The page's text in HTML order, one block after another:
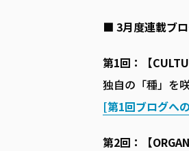
■ 3月度連載ブ
第1回：【
独自の「種」を
[第1回ブログへ
第2回：【